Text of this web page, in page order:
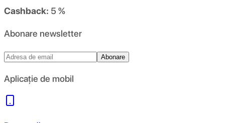
Cashback: 5 %
Abonare newsletter
Abonare
Aplicație de mobil